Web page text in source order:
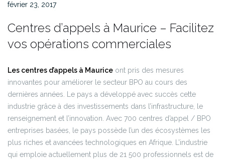
février 23, 2017
Centres d’appels à Maurice – Facilitez
vos opérations commerciales
Les centres d’appels à Maurice ont pris des mesures
innovantes pour améliorer le secteur BPO au cours des
dernières années. Le pays a développé avec succès cette
industrie grâce à des investissements dans l’infrastructure, le
renseignement et l’innovation. Avec 700 centres d’appel / BPO
entreprises basées, le pays possède l’un des écosystèmes les
plus riches et avancées technologiques en Afrique. L’industrie
qui emploie actuellement plus de 21 500 professionnels est de